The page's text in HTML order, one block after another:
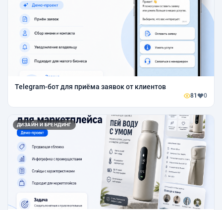
Telegram-бот для приёма заявок от клиентов
81 0
ДИЗАЙН И БРЕНДИНГ